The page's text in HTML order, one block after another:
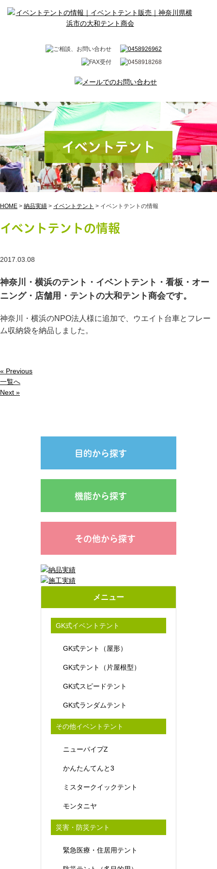
イベントテント
HOME > 納品実績 > イベントテント > イベントテントの情報
イベントテントの情報
2017.03.08
神奈川・横浜のテント・イベントテント・看板・オー
ニング・店舗用・テントの大和テント商会です。
神奈川・横浜のNPO法人様に追加で、ウエイト台車とフレー
ム収納袋を納品しました。
« Previous
一覧へ
Next »
目的から探す
機能から探す
その他から探す
メニュー
GK式イベントテント
GK式テント（屋形）
GK式テント（片屋根型）
GK式スピードテント
GK式ランダムテント
その他イベントテント
ニューパイプZ
かんたんてんと3
ミスタークイックテント
モンタニヤ
災害・防災テント
緊急医療・住居用テント